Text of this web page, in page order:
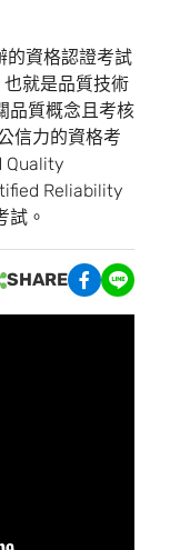
的資格認證考試
就是品質技術
品質概念且考核
信力的資格考
Quality
Reliability
試。
SHARE